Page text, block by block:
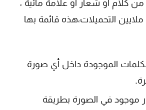
كلام أو شعار أو علامة مائية ،
التحميلات،هذه قائمة بها
الموجودة داخل أي صورة
في الصورة بطريقة